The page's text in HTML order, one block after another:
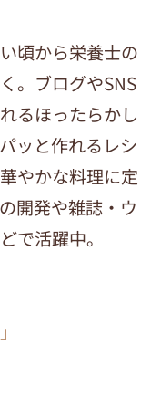
頃から栄養士の
。ブログやSNS
るほったらかし
ッと作れるレシ
やかな料理に定
開発や雑誌・ウ
で活躍中。